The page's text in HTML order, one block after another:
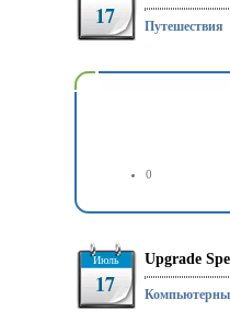
17 Путешествия
0
Июль
17
Upgrade